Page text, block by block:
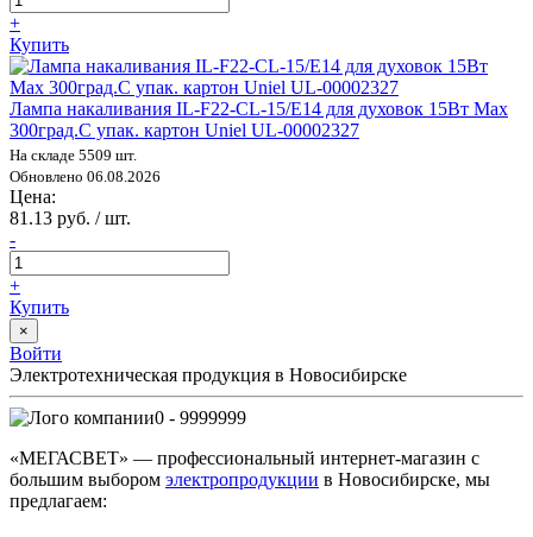
+
Купить
Лампа накаливания IL-F22-CL-15/E14 для духовок 15Вт Max
300град.C упак. картон Uniel UL-00002327
На складе 5509 шт.
Обновлено 06.08.2026
Цена:
81.13 руб. / шт.
-
+
Купить
×
Войти
Электротехническая продукция в Новосибирске
0 - 9999999
«МЕГАСВЕТ» — профессиональный интернет-магазин с
большим выбором электропродукции в Новосибирске, мы
предлагаем: